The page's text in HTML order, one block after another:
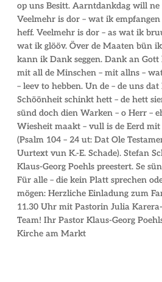
op uns Besitt. Aarntdankdag will ne
Veelmehr is dor – wat ik
heff. Veelmehr is dor – as wat ik
wat ik glööv. Över de Maaten bün
kann ik Dank seggen. Dank an
mit all de Minschen – mit allns –
– leev to hebben. Un de – de uns
Schöönheit schinkt hett – de hett
sünd doch dien Warken – o Herr –
Wiesheit maakt – vull is de Eerd mit
(Psalm 104 – 24 ut: Dat Ole
Uurtext vun K.-E. Schade). Stefan
Klaus-Georg Poehls preestert. Se
Für alle – die kein Platt sprechen
mögen: Herzliche Einladung zum
11.30 Uhr mit Pastorin Julia
Team! Ihr Pastor Klaus-Georg
Kirche am Markt